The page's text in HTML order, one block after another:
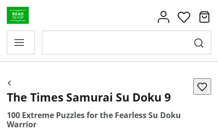
The Times Samurai Su Doku 9
100 Extreme Puzzles for the Fearless Su Doku
Warrior